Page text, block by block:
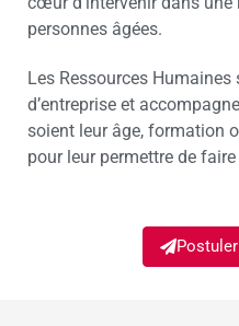
personnes âgées.
Les Ressources
d’entreprise et
soient leur âge, formation
pour leur permettre de